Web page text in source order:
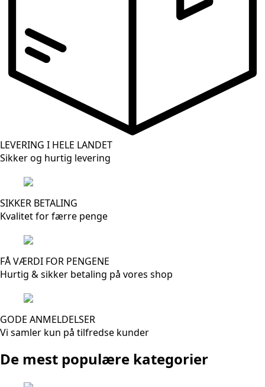
LEVERING I HELE LANDET
Sikker og hurtig levering
SIKKER BETALING
Kvalitet for færre penge
FÅ VÆRDI FOR PENGENE
Hurtig & sikker betaling på vores shop
GODE ANMELDELSER
Vi samler kun på tilfredse kunder
De mest populære kategorier